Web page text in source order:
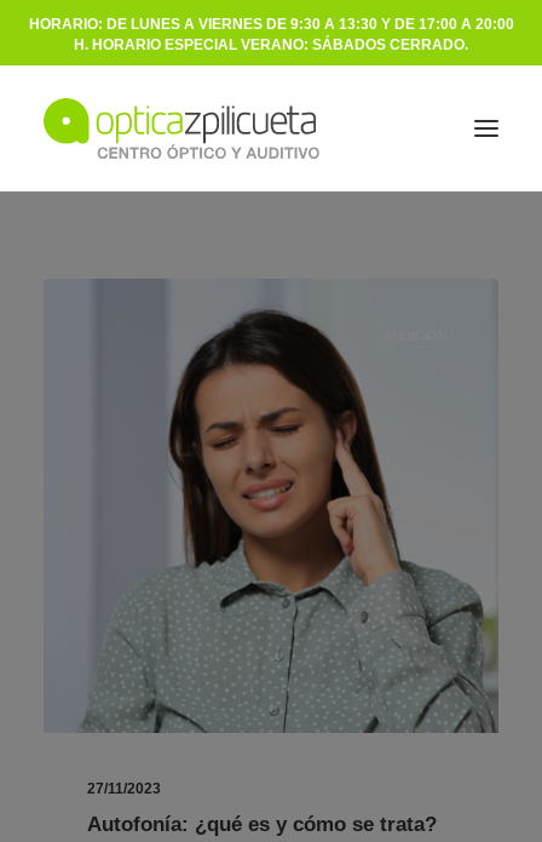
HORARIO: DE LUNES A VIERNES DE 9:30 A 13:30 Y DE 17:00 A 20:00
H. HORARIO ESPECIAL VERANO: SÁBADOS CERRADO.
AUDICIÓN
NOSOTROS
BLOG
CONTACTO
27/11/2023
Autofonía: ¿qué es y cómo se trata?